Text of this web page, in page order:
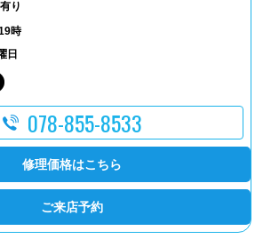
り
時
日
078-855-8533
修理価格はこちら
ご来店予約